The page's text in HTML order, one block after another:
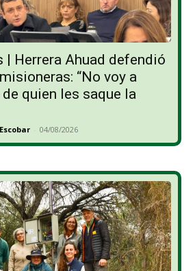
| Herrera Ahuad defendió
“No voy a
quien les saque la
- 04/08/2026